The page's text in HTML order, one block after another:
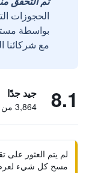
الحجوزات
مع شركائنا
8.1 جيد جدًا
3,864 من التقييمات تم التحقق منها
لم يتم العثور على
مسح كل شيء لعرض